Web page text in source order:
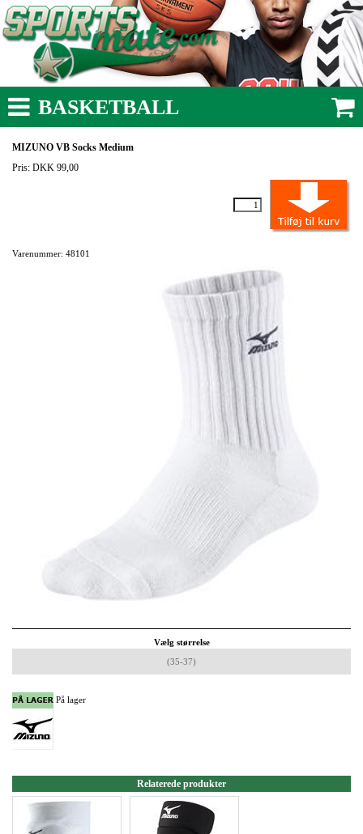
BASKETBALL
MIZUNO VB Socks Medium
Pris: DKK 99,00
Varenummer: 48101
Vælg størrelse
(35-37)
På lager
Relaterede produkter